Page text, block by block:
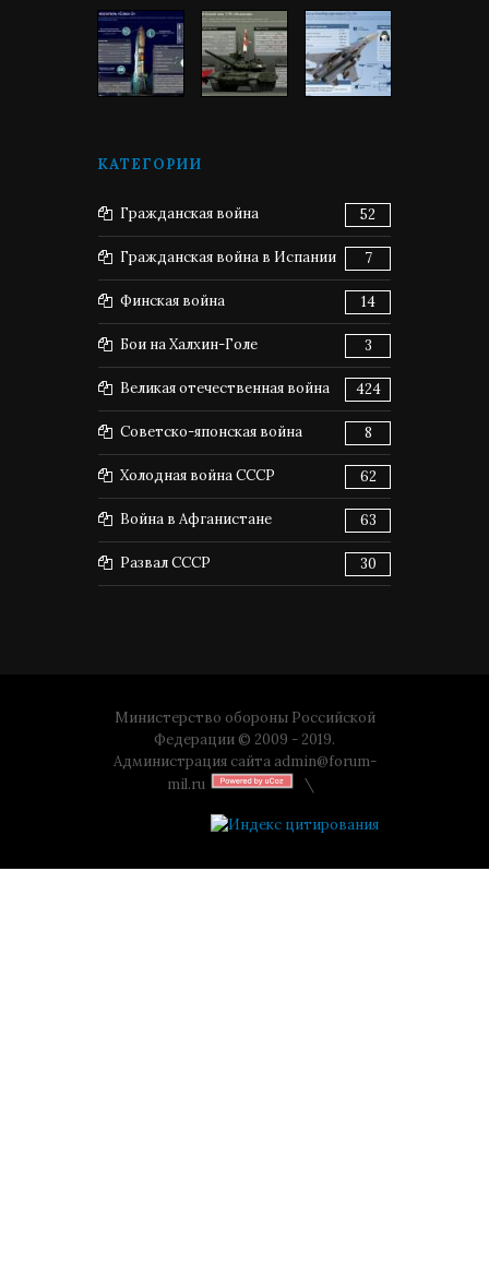
КАТЕГОРИИ
Гражданская война 52
Гражданская война в Испании 7
Финская война 14
Бои на Халхин-Голе 3
Великая отечественная война 424
Советско-японская война 8
Холодная война СССР 62
Война в Афганистане 63
Развал СССР 30
Министерство обороны Российской
Федерации © 2009 - 2019.
Администрация сайта admin@forum-
mil.ru